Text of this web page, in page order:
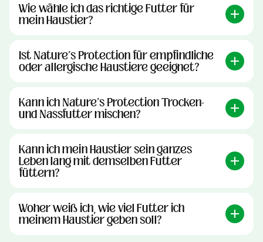
Wie wähle ich das richtige Futter für
mein Haustier?
Ist Nature's Protection für empfindliche
oder allergische Haustiere geeignet?
Kann ich Nature's Protection Trocken-
und Nassfutter mischen?
Kann ich mein Haustier sein ganzes
Leben lang mit demselben Futter
füttern?
Woher weiß ich, wie viel Futter ich
meinem Haustier geben soll?